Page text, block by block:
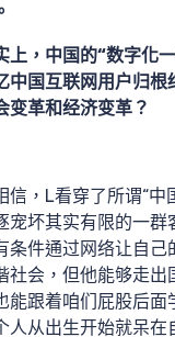
上，中国的“数字化
中国互联网用户归
变革和经济变革？
信，L看穿了所谓“
宠坏其实有限的一群
条件通过网络让自己
社会，但他能够走出
能跟着咱们屁股后面
人从出生开始就呆